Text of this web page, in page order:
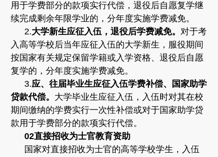
用于学费部分的款项实行代偿，退役后自愿复学继
续完成剩余年限学业的，分年度实施学费减免。
2.大学新生应征入伍，退役后学费减免。对于考
入高等学校后当年应征入伍的大学新生，服役期间
按国家有关规定保留学籍或入学资格、退役后自愿
复学的，分年度实施学费减免。
3.应、往届毕业生应征入伍学费补偿、国家助学
贷款代偿。 大学毕业生应征入伍，入伍时对其在校
期间缴纳的学费实行一次性补偿或对于国家助学贷
款用于学费部分的款项实行代偿。
02直接招收为士官教育资助
国家对直接招收为士官的高等学校学生，入伍